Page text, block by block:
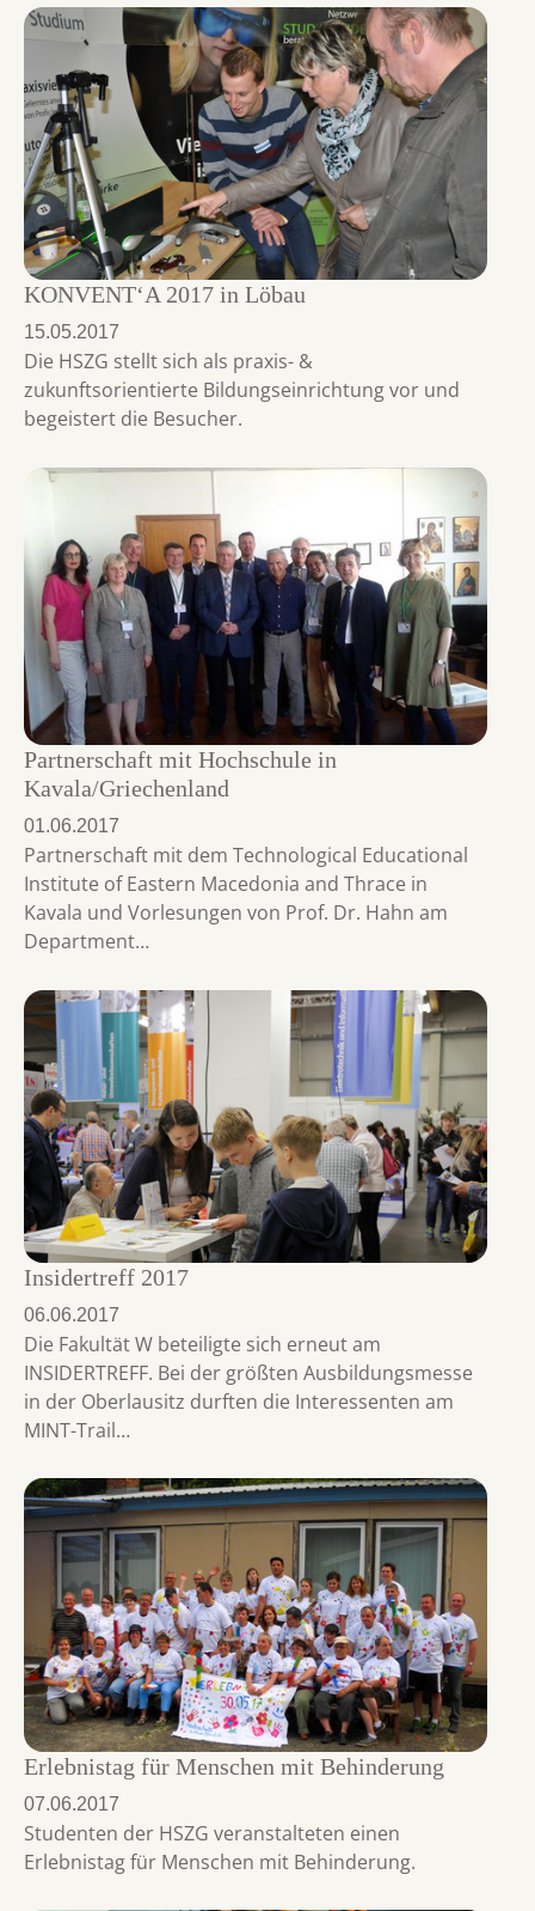
KONVENT‘A 2017 in Löbau
15.05.2017
Die HSZG stellt sich als praxis- &
zukunftsorientierte Bildungseinrichtung vor und
begeistert die Besucher.
Partnerschaft mit Hochschule in
Kavala/Griechenland
01.06.2017
Partnerschaft mit dem Technological Educational
Institute of Eastern Macedonia and Thrace in
Kavala und Vorlesungen von Prof. Dr. Hahn am
Department…
Insidertreff 2017
06.06.2017
Die Fakultät W beteiligte sich erneut am
INSIDERTREFF. Bei der größten Ausbildungsmesse
in der Oberlausitz durften die Interessenten am
MINT-Trail…
Erlebnistag für Menschen mit Behinderung
07.06.2017
Studenten der HSZG veranstalteten einen
Erlebnistag für Menschen mit Behinderung.